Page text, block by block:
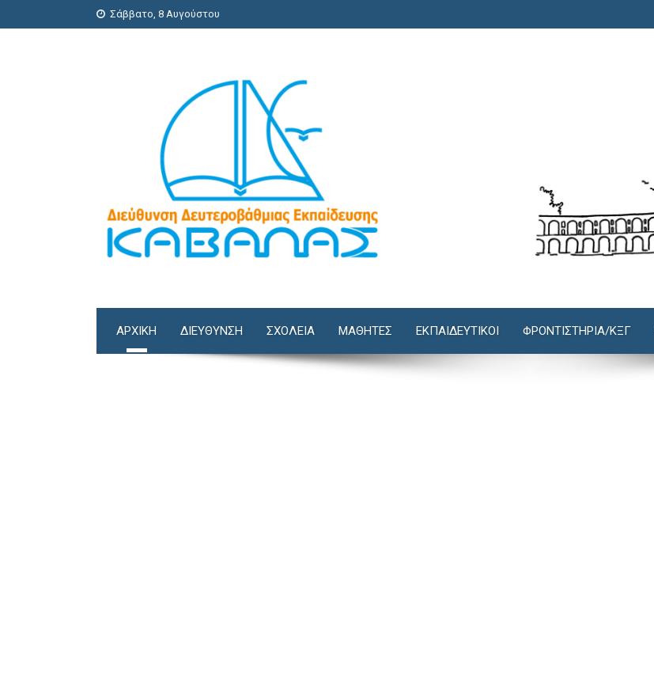
Σάββατο, 8 Αυγούστου
ΑΡΧΙΚΗ ΔΙΕΎΘΥΝΣΗ ΣΧΟΛΕΊΑ ΜΑΘΗΤΕΣ ΕΚΠΑΙΔΕΥΤΙΚΟΙ ΦΡΟΝΤΙΣΤΉΡΙΑ/KΞΓ